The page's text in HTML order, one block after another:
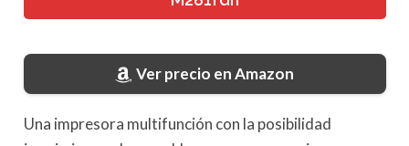
Ver precio en Amazon
Una impresora multifunción con la posibilidad